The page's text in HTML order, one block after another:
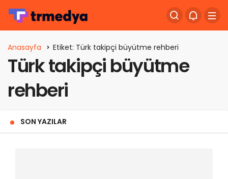
Anasayfa Etiket: Türk takipçi büyütme rehberi
Türk takipçi büyütme
rehberi
SON YAZILAR